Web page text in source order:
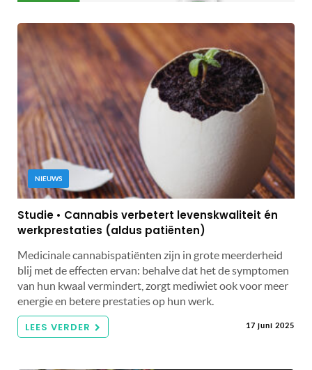
NIEUWS
Studie • Cannabis verbetert levenskwaliteit én
werkprestaties (aldus patiënten)
Medicinale cannabispatiënten zijn in grote meerderheid
blij met de effecten ervan: behalve dat het de symptomen
van hun kwaal vermindert, zorgt mediwiet ook voor meer
energie en betere prestaties op hun werk.
LEES VERDER 17 juni 2025